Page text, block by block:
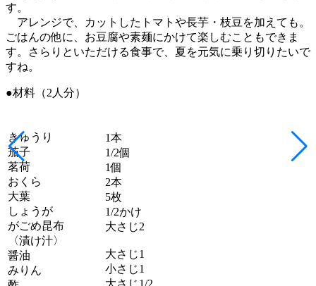
す。
アレンジで、カットしたトマトや長芋・枝豆を加えても。
ごはんの他に、お豆腐や素麺にかけて楽しむこともできま
す。さらりといただける食事で、夏を元気に乗り切りたいで
すね。
●材料（2人分）
きゅうり
茄子
茗荷
おくら
大葉
しょうが
がごめ昆布
〈漬け汁〉
醤油
みりん
1本
1/2個
1個
2本
5枚
1/2かけ
大さじ2
大さじ1
小さじ1
大さじ1/2